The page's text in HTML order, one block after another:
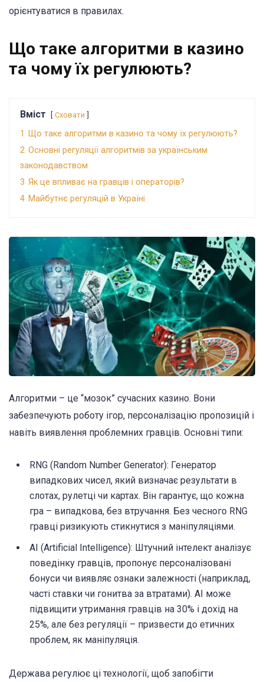
орієнтуватися в правилах.
Що таке алгоритми в казино
та чому їх регулюють?
Вміст Сховати
1
Що таке алгоритми в казино та чому їх регулюють?
2 Основні регуляції алгоритмів за українським
законодавством
3 Як це впливає на гравців і операторів?
4 Майбутнє регуляцій в Україні
Алгоритми – це “мозок” сучасних казино. Вони
забезпечують роботу ігор, персоналізацію пропозицій і
навіть виявлення проблемних гравців. Основні типи:
RNG (Random Number Generator): Генератор
випадкових чисел, який визначає результати в
слотах, рулетці чи картах. Він гарантує, що кожна
гра – випадкова, без втручання. Без чесного RNG
гравці ризикують стикнутися з маніпуляціями.
AI (Artificial Intelligence): Штучний інтелект аналізує
поведінку гравців, пропонує персоналізовані
бонуси чи виявляє ознаки залежності (наприклад,
часті ставки чи гонитва за втратами). AI може
підвищити утримання гравців на 30% і дохід на
25%, але без регуляції – призвести до етичних
проблем, як маніпуляція.
Держава регулює ці технології, щоб запобігти